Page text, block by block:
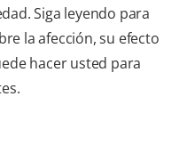
Siga leyendo para
la afección, su efecto
hacer usted para